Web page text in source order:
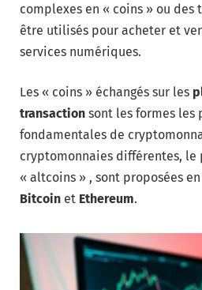
complexes en « coins » ou des
être utilisés pour acheter et
services numériques.
Les « coins » échangés sur les
transaction sont les formes
fondamentales de
cryptomonnaies différentes, le
« altcoins » , sont proposées
Bitcoin et Ethereum.